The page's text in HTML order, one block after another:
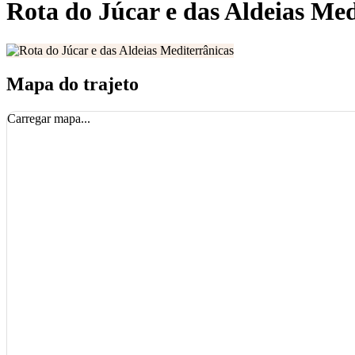
Rota do Júcar e das Aldeias
Mapa do trajeto
Carregar mapa...